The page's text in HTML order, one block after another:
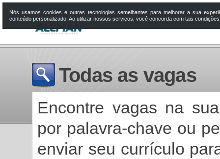
Todas as vagas
Encontre vagas na
por palavra-chave ou
enviar seu currículo
Nós usamos cookies e outras tecnologias semelhantes para melhorar a sua
conteúdo personalizado. Ao utilizar nossos serviços, você concorda com tais